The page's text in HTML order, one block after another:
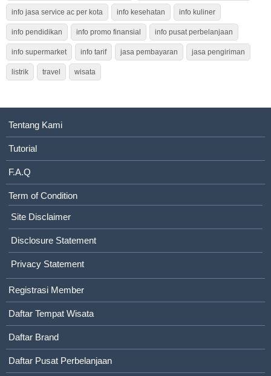
info jasa service ac per kota info kesehatan info kuliner
info pendidikan info promo finansial info pusat perbelanjaan
info supermarket info tarif jasa pembayaran jasa pengiriman
listrik travel wisata
Tentang Kami
Tutorial
F.A.Q
Term of Condition
Site Disclaimer
Disclosure Statement
Privacy Statement
Registrasi Member
Daftar Tempat Wisata
Daftar Brand
Daftar Pusat Perbelanjaan